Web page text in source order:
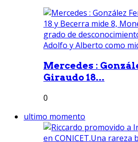
Mercedes :
Giraudo 18...
0
ultimo momento